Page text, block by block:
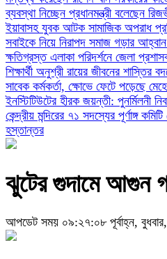
ব্যবস্থা নিচ্ছেন প্রধানমন্ত্রী বলেছেন
ইয়াবাসহ যুবক আটক সামাজিক অপরাধ
সবাইকে নিয়ে নিরাপদ সমাজ গড়ার আহ্বান
ক্ষতিগ্রস্ত এলাকা পরিদর্শনে জেলা
শিক্ষার্থী অনুশ্রী রায়ের জীবনের শাস্তির
সাবেক কর্মকর্তা, ক্ষোভে ফেটে পড়েছে
ইনস্টিটিউটের হীরক জয়ন্তী: পুনর্মিলনী
কেন্দ্রীয় মন্দিরের ৭১ সদস্যের পূর্ণাঙ্গ
হস্তান্তর
ঝুটের গুদামে আগুন
আপডেট সময় ০৯:২৭:০৮ পূর্বাহ্ন,